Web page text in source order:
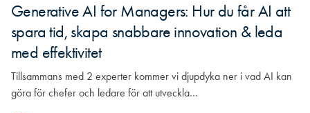
Generative AI for Managers: Hur du får AI att
spara tid, skapa snabbare innovation & leda
med effektivitet
Tillsammans med 2 experter kommer vi djupdyka ner i vad AI kan
göra för chefer och ledare för att utveckla…